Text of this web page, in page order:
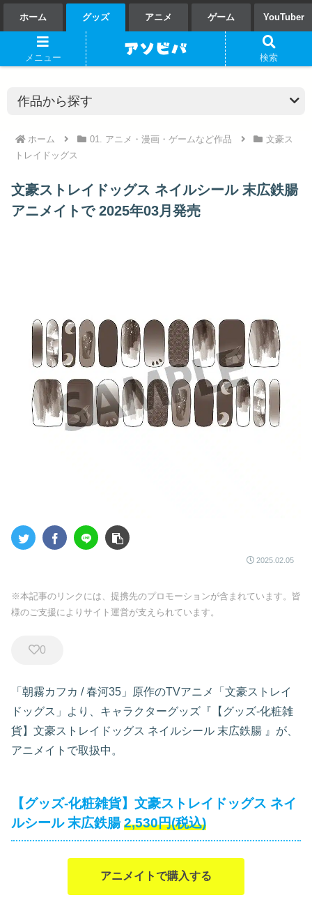
ホーム グッズ アニメ ゲーム YouTuber
ホーム 01. アニメ・漫画・ゲームなど作品
文豪ス
トレイドッグス
文豪ストレイドッグス ネイルシール 末広鉄腸
アニメイトで 2025年03月発売
2025.02.05
※本記事のリンクには、提携先のプロモーションが含まれています。皆
様のご支援によりサイト運営が支えられています。
0
「朝霧カフカ / 春河35」原作のTVアニメ「文豪ストレイ
ドッグス」より、キャラクターグッズ『【グッズ-化粧雑
貨】文豪ストレイドッグス ネイルシール 末広鉄腸 』が、
アニメイトで取扱中。
【グッズ-化粧雑貨】文豪ストレイドッグス ネイ
ルシール 末広鉄腸 2,530円(税込)
アニメイトで購入する
メニュー 検索